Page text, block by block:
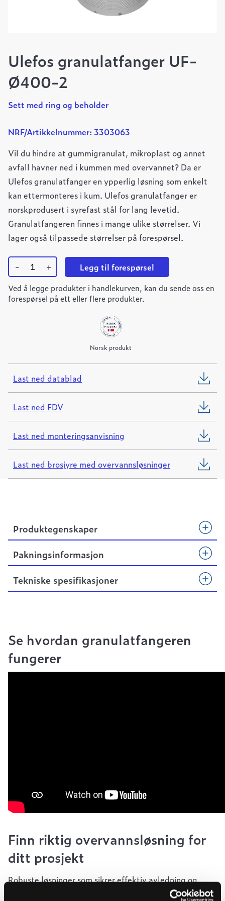
Ulefos granulatfanger UF-
Ø400-2
Sett med ring og beholder
NRF/Artikkelnummer: 3303063
Vil du hindre at gummigranulat, mikroplast og annet
avfall havner ned i kummen med overvannet? Da er
Ulefos granulatfanger en ypperlig løsning som enkelt
kan ettermonteres i kum. Ulefos granulatfanger er
norskprodusert i syrefast stål for lang levetid.
Granulatfangeren finnes i mange ulike størrelser. Vi
lager også tilpassede størrelser på forespørsel.
-
Ulefos
granulatfanger
UF-
Ø400-
+ Legg til forespørsel
Ved å legge produkter i handlekurven, kan du sende oss en
forespørsel på ett eller flere produkter.
Norsk produkt
Last ned datablad
Last ned FDV
Last ned monteringsanvisning
Last ned brosjyre med overvannsløsninger
Produktegenskaper
Pakningsinformasjon
Tekniske spesifikasjoner
Se hvordan granulatfangeren
fungerer
Finn riktig overvannsløsning for
ditt prosjekt
Robuste løsninger som sikrer effektiv avledning og
håndtering av overvann. Vi leverer produkter for